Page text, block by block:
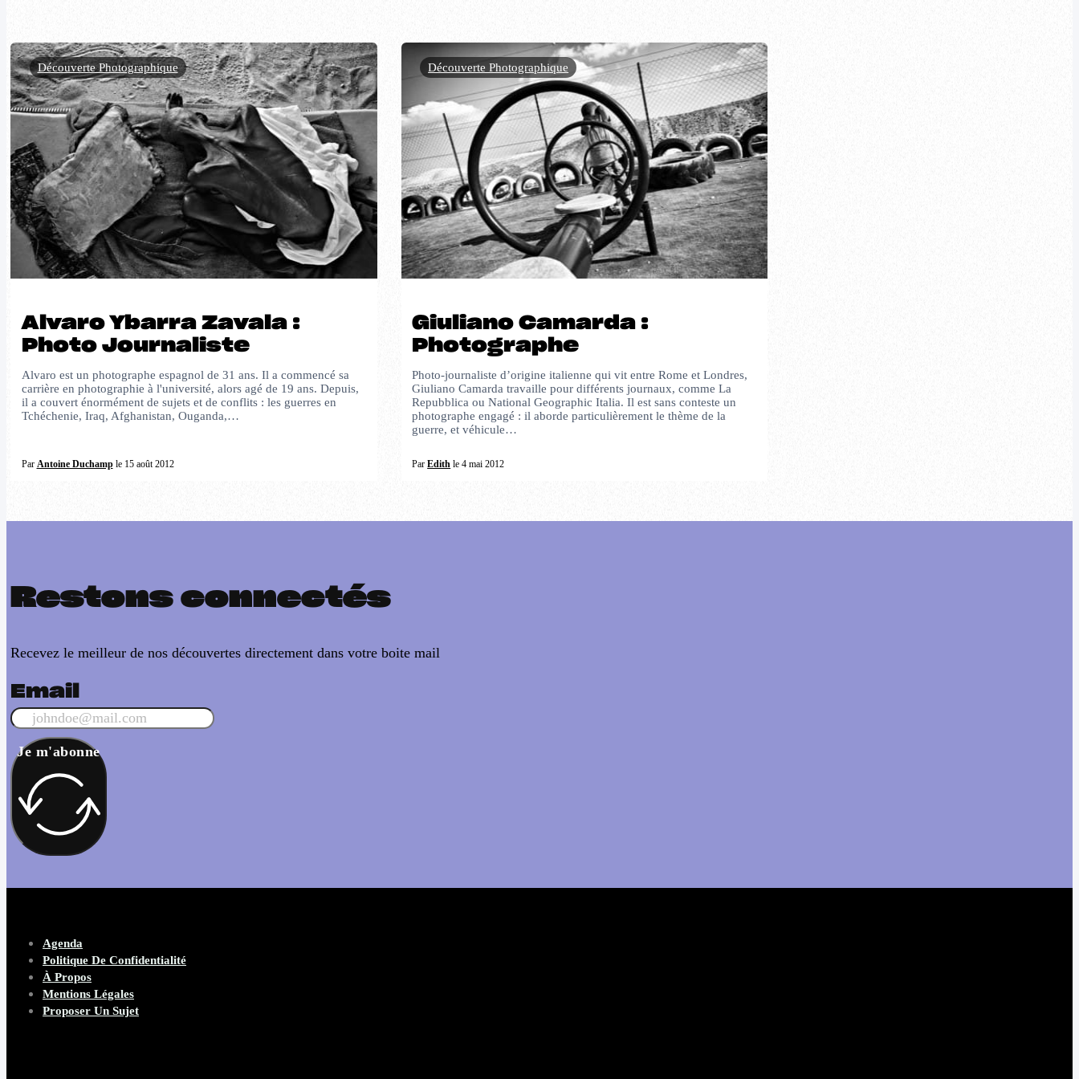
Alvaro Ybarra Zavala :
Photo Journaliste
Alvaro est un photographe espagnol de 31 ans. Il a commencé sa
carrière en photographie à l'université, alors agé de 19 ans. Depuis,
il a couvert énormément de sujets et de conflits : les guerres en
Tchéchenie, Iraq, Afghanistan, Ouganda,…
Par Antoine Duchample 15 août 2012
Découverte Photographique
Giuliano Camarda :
Photographe
Photo-journaliste d’origine italienne qui vit entre Rome et Londres,
Giuliano Camarda travaille pour différents journaux, comme La
Repubblica ou National Geographic Italia. Il est sans conteste un
photographe engagé : il aborde particulièrement le thème de la
guerre, et véhicule…
ParEdith le 4 mai 2012
Découverte Photographique
Restons connectés
Recevez le meilleur de nos découvertes directement dans votre boite mail
Email
Je m'abonne
Agenda
Politique De Confidentialité
À Propos
Mentions Légales
Proposer Un Sujet